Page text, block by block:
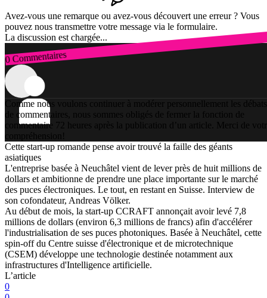
Avez-vous une remarque ou avez-vous découvert une erreur ? Vous
pouvez nous transmettre votre message via le formulaire.
La discussion est chargée...
0 Commentaires
Connexion
Comme nous voulons continuer à modérer personnellement les débats
de commentaires, nous sommes obligés de fermer la fonction de
commentaire 72 heures après la publication d’un article. Merci de
compréhension!
Cette start-up romande pense avoir trouvé la faille des géants
asiatiques
L'entreprise basée à Neuchâtel vient de lever près de huit millions de
dollars et ambitionne de prendre une place importante sur le marché
des puces électroniques. Le tout, en restant en Suisse. Interview de
son cofondateur, Andreas Völker.
Au début de mois, la start-up CCRAFT annonçait avoir levé 7,8
millions de dollars (environ 6,3 millions de francs) afin d'accélérer
l'industrialisation de ses puces photoniques. Basée à Neuchâtel, cette
spin-off du Centre suisse d'électronique et de microtechnique
(CSEM) développe une technologie destinée notamment aux
infrastructures d'Intelligence artificielle.
L’article
0